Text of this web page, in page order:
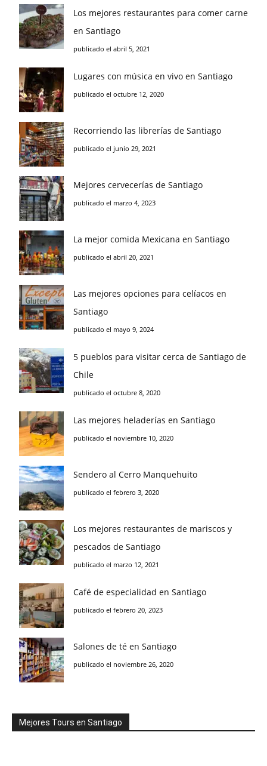
Los mejores restaurantes para comer carne
en Santiago
publicado el abril 5, 2021
Lugares con música en vivo en Santiago
publicado el octubre 12, 2020
Recorriendo las librerías de Santiago
publicado el junio 29, 2021
Mejores cervecerías de Santiago
publicado el marzo 4, 2023
La mejor comida Mexicana en Santiago
publicado el abril 20, 2021
Las mejores opciones para celíacos en
Santiago
publicado el mayo 9, 2024
5 pueblos para visitar cerca de Santiago de
Chile
publicado el octubre 8, 2020
Las mejores heladerías en Santiago
publicado el noviembre 10, 2020
Sendero al Cerro Manquehuito
publicado el febrero 3, 2020
Los mejores restaurantes de mariscos y
pescados de Santiago
publicado el marzo 12, 2021
Café de especialidad en Santiago
publicado el febrero 20, 2023
Salones de té en Santiago
publicado el noviembre 26, 2020
Mejores Tours en Santiago